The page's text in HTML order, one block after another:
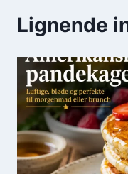
Lignende